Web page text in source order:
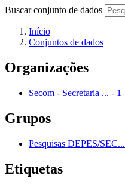
Buscar conjunto de dados
Início
Conjuntos de dados
Organizações
Secom - Secretaria ... - 1
Grupos
Pesquisas DEPES/SEC...
Etiquetas